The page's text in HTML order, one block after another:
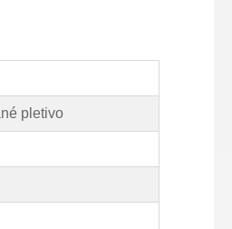
pletivo